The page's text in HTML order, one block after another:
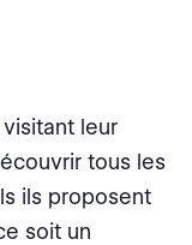
leur
tous les
ils proposent
soit un